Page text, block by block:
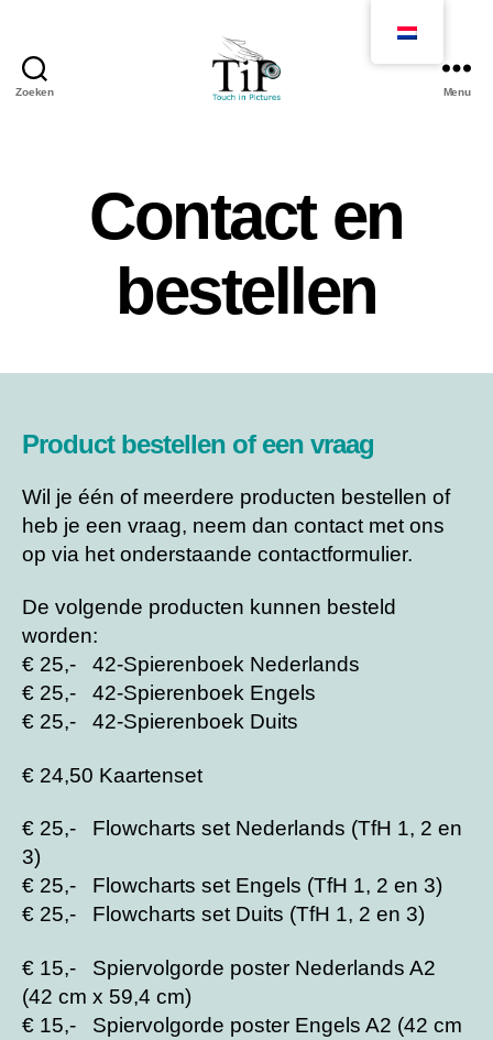
Zoeken Menu
Contact en
bestellen
Product bestellen of een vraag
Wil je één of meerdere producten bestellen of
heb je een vraag, neem dan contact met ons
op via het onderstaande contactformulier.
De volgende producten kunnen besteld
worden:
€ 25,- 42-Spierenboek Nederlands
€ 25,- 42-Spierenboek Engels
€ 25,- 42-Spierenboek Duits
€ 24,50 Kaartenset
€ 25,- Flowcharts set Nederlands (TfH 1, 2 en
3)
€ 25,- Flowcharts set Engels (TfH 1, 2 en 3)
€ 25,- Flowcharts set Duits (TfH 1, 2 en 3)
€ 15,- Spiervolgorde poster Nederlands A2
(42 cm x 59,4 cm)
€ 15,- Spiervolgorde poster Engels A2 (42 cm